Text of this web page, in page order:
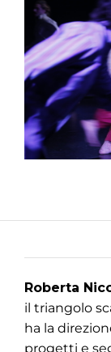
Roberta
il triangolo
ha la
progetti e